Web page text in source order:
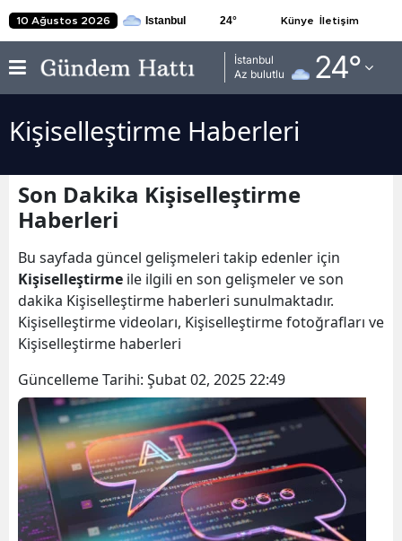
10 Ağustos 2026 24° Künye İletişim
İstanbul
Az bulutlu
24°
Adana
Adıyaman
Afyonkarahisar
Amasya
Antalya
Artvin
Balıkesir
Bilecik
Bingöl
Bitlis
Bolu
Kişiselleştirme Haberleri
Son Dakika Kişiselleştirme
Haberleri
Bu sayfada güncel gelişmeleri takip edenler için
Kişiselleştirme ile ilgili en son gelişmeler ve son
dakika Kişiselleştirme haberleri sunulmaktadır.
Kişiselleştirme videoları, Kişiselleştirme fotoğrafları ve
Kişiselleştirme haberleri
Güncelleme Tarihi: Şubat 02, 2025 22:49